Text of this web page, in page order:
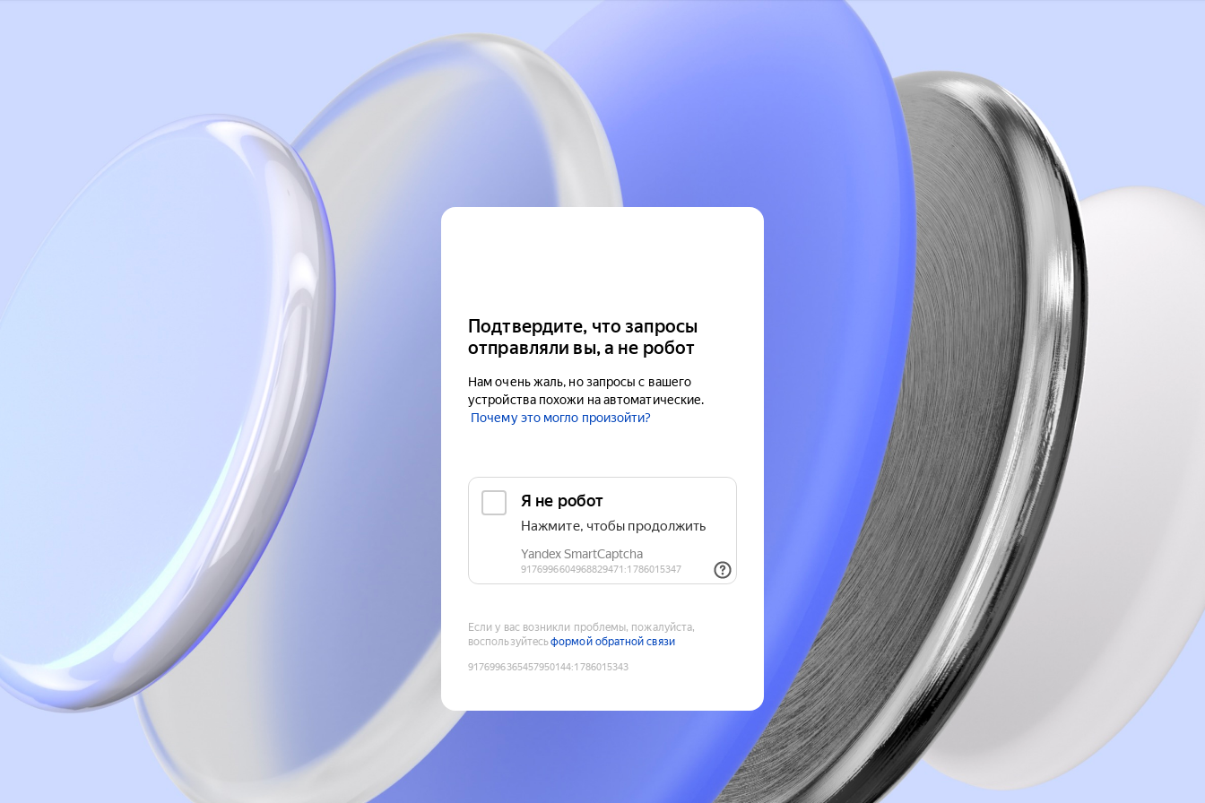
Подтвердите, что запросы
отправляли вы, а не робот
Нам очень жаль, но запросы с вашего
устройства похожи на автоматические.
Почему это могло произойти?
Если у вас возникли проблемы, пожалуйста,
воспользуйтесьформой обратной связи
9176996365457950144:1786015343